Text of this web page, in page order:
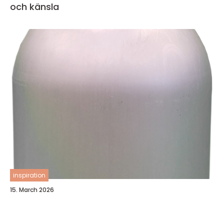
och känsla
inspiration
15. March 2026